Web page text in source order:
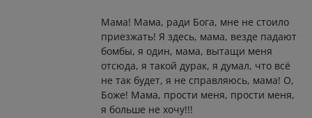
Мама! Мама, ради Бога, мне не стоило
приезжать! Я здесь, мама, везде падают
бомбы, я один, мама, вытащи меня
отсюда, я такой дурак, я думал, что всё
не так будет, я не справляюсь, мама! О,
Боже! Мама, прости меня, прости меня,
я больше не хочу!!!